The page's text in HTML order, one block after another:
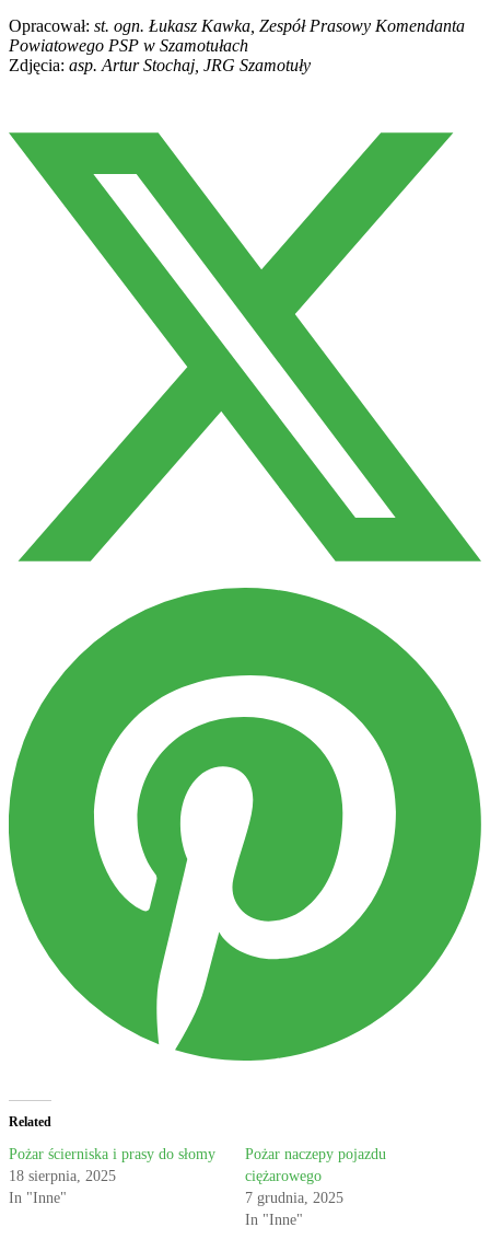
Opracował: st. ogn. Łukasz Kawka, Zespół Prasowy Komendanta
Powiatowego PSP w Szamotułach
Zdjęcia: asp. Artur Stochaj, JRG Szamotuły
Related
Pożar ścierniska i prasy do słomy
18 sierpnia, 2025
In "Inne"
Pożar naczepy pojazdu
ciężarowego
7 grudnia, 2025
In "Inne"